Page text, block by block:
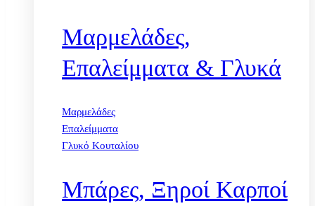
Μαρμελάδες,
Επαλείμματα & Γλυκά
Μαρμελάδες
Επαλείμματα
Γλυκό Κουταλίου
Μπάρες, Ξηροί Καρποί